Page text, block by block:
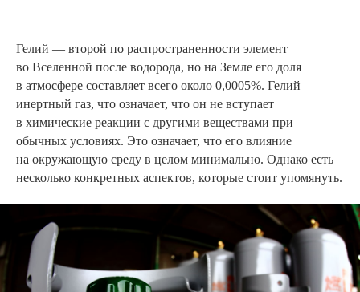
Гелий — второй по распространенности элемент
во Вселенной после водорода, но на Земле его доля
в атмосфере составляет всего около 0,0005%. Гелий —
инертный газ, что означает, что он не вступает
в химические реакции с другими веществами при
обычных условиях. Это означает, что его влияние
на окружающую среду в целом минимально. Однако есть
несколько конкретных аспектов, которые стоит упомянуть.